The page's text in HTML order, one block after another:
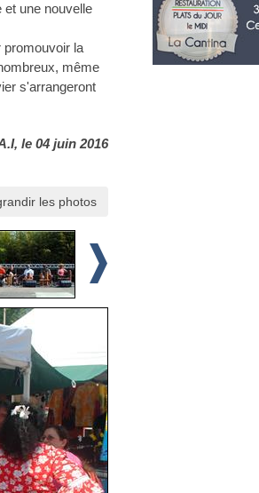
une nouvelle
promouvoir la
même
s'arrangeront
le 04 juin 2016
les photos